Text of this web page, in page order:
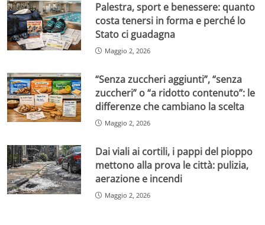
Palestra, sport e benessere: quanto
costa tenersi in forma e perché lo
Stato ci guadagna
Maggio 2, 2026
“Senza zuccheri aggiunti”, “senza
zuccheri” o “a ridotto contenuto”: le
differenze che cambiano la scelta
Maggio 2, 2026
Dai viali ai cortili, i pappi del pioppo
mettono alla prova le città: pulizia,
aerazione e incendi
Maggio 2, 2026